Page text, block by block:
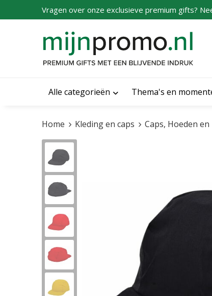
Vragen over onze exclusieve premium gifts?
Alle categorieën Thema's en
Home Kleding en caps Caps, Hoeden